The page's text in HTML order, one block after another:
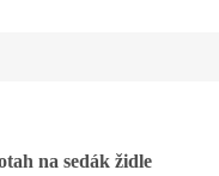
na sedák židle